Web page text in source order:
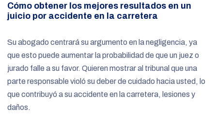
Cómo obtener los mejores resultados en un
juicio por accidente en la carretera
Su abogado centrará su argumento en la negligencia, ya
que esto puede aumentar la probabilidad de que un juez o
jurado falle a su favor. Quieren mostrar al tribunal que una
parte responsable violó su deber de cuidado hacia usted, lo
que contribuyó a su accidente en la carretera, lesiones y
daños.